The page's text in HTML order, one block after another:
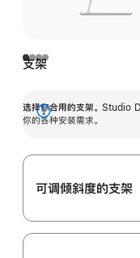
支架
选择你合用的支架。 Studio
你的各种安装需求。
展
可调倾斜度的支架